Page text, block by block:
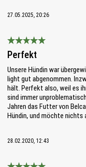
27.05.2025, 20:26
Bewertung mit 5 von 5
Perfekt
Unsere Hündin war
light gut abgenommen.
hält. Perfekt also, weil es
sind immer
Jahren das Futter von
Hündin, und möchte nichts
28.02.2020, 12:43